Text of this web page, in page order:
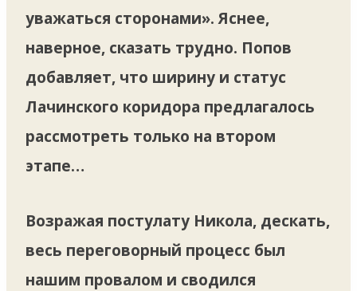
уважаться сторонами». Яснее,
наверное, сказать трудно. Попов
добавляет, что ширину и статус
Лачинского коридора предлагалось
рассмотреть только на втором
этапе…
Возражая постулату Никола, дескать,
весь переговорный процесс был
нашим провалом и сводился